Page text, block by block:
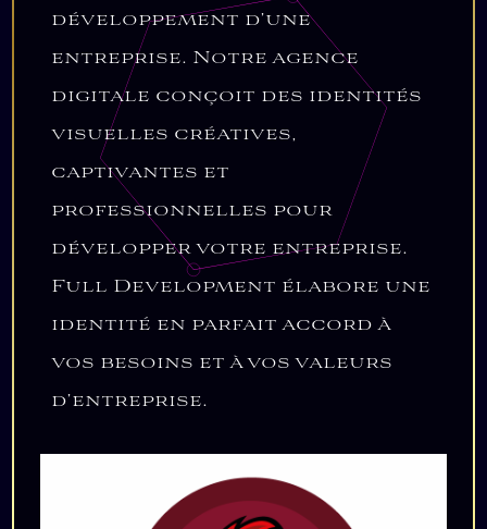
développement d’une
entreprise. Notre agence
digitale conçoit des identités
visuelles créatives,
captivantes et
professionnelles pour
développer votre entreprise.
Full Development élabore une
identité en parfait accord à
vos besoins et à vos valeurs
d’entreprise.